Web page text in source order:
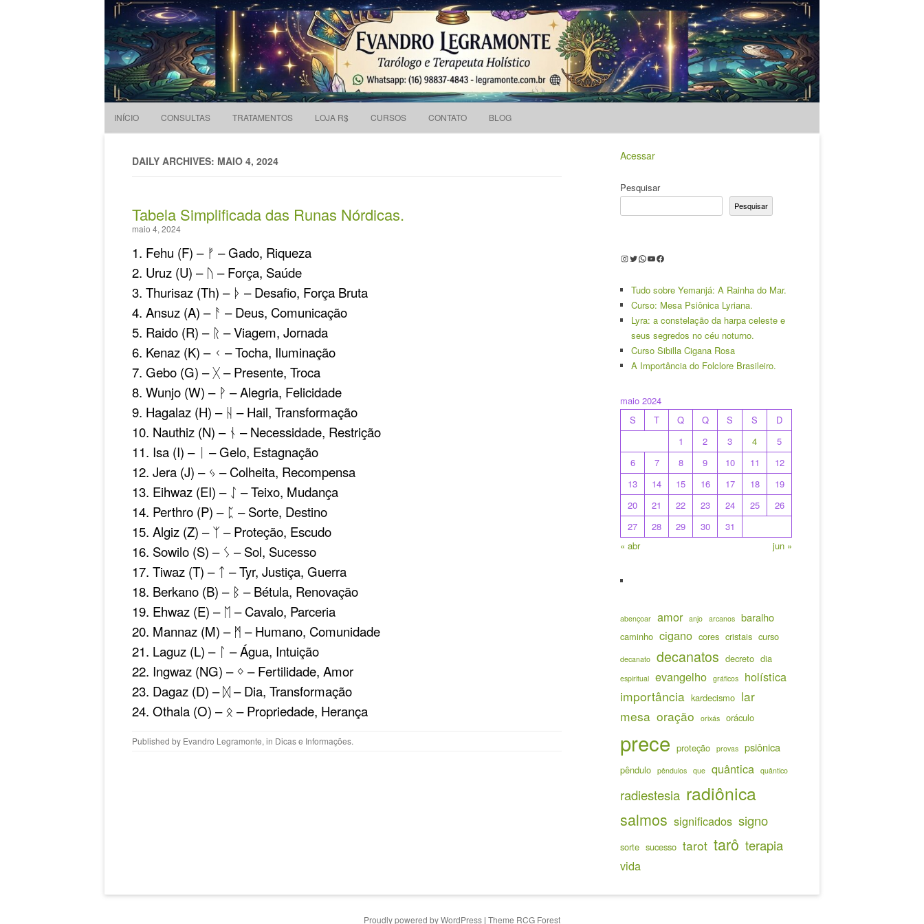
Evandro Legramonte Terapeuta holístico e Tarólogo.
Pesquisar
por:
INÍCIO CONSULTAS TRATAMENTOS LOJA R$ CURSOS CONTATO BLOG
DAILY ARCHIVES: MAIO 4, 2024
Tabela Simplificada das Runas Nórdicas.
maio 4, 2024
1. Fehu (F) – ᚠ – Gado, Riqueza
2. Uruz (U) – ᚢ – Força, Saúde
3. Thurisaz (Th) – ᚦ – Desafio, Força Bruta
4. Ansuz (A) – ᚨ – Deus, Comunicação
5. Raido (R) – ᚱ – Viagem, Jornada
6. Kenaz (K) – ᚲ – Tocha, Iluminação
7. Gebo (G) – ᚷ – Presente, Troca
8. Wunjo (W) – ᚹ – Alegria, Felicidade
9. Hagalaz (H) – ᚺ – Hail, Transformação
10. Nauthiz (N) – ᚾ – Necessidade, Restrição
11. Isa (I) – ᛁ – Gelo, Estagnação
12. Jera (J) – ᛃ – Colheita, Recompensa
13. Eihwaz (EI) – ᛇ – Teixo, Mudança
14. Perthro (P) – ᛈ – Sorte, Destino
15. Algiz (Z) – ᛉ – Proteção, Escudo
16. Sowilo (S) – ᛊ – Sol, Sucesso
17. Tiwaz (T) – ᛏ – Tyr, Justiça, Guerra
18. Berkano (B) – ᛒ – Bétula, Renovação
19. Ehwaz (E) – ᛖ – Cavalo, Parceria
20. Mannaz (M) – ᛗ – Humano, Comunidade
21. Laguz (L) – ᛚ – Água, Intuição
22. Ingwaz (NG) – ᛜ – Fertilidade, Amor
23. Dagaz (D) – ᛞ – Dia, Transformação
24. Othala (O) – ᛟ – Propriedade, Herança
Published by Evandro Legramonte, in Dicas e Informações.
Acessar
Pesquisar
Pesquisar
Instagram
Twitter
WhatsApp
Youtube
Facebook
Tudo sobre Yemanjá: A Rainha do Mar.
Curso: Mesa Psiônica Lyriana.
Lyra: a constelação da harpa celeste e
seus segredos no céu noturno.
Curso Sibilla Cigana Rosa
A Importância do Folclore Brasileiro.
maio 2024
S
T Q Q S S
D
1
2 3 4
5
6
7 8 9 10 11
12
13
14 15 16 17 18
19
20
21 22 23 24 25
26
27
28 29 30
31
« abr
jun »
abençoar amor anjo arcanos baralho
caminho cigano cores cristais curso
decanato decanatos decreto dia
espiritual evangelho gráficos holística
importância kardecismo lar
mesa oração orixás oráculo
prece proteção provas psiônica
pêndulo pêndulos que quântica quântico
radiestesia radiônica
salmos significados signo
sorte sucesso tarot tarô terapia
vida
Proudly powered by WordPress | Theme RCG Forest